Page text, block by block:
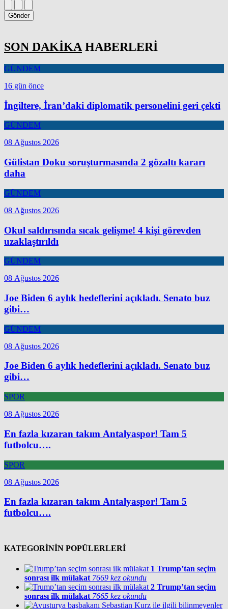
Gönder
SON DAKİKA HABERLERİ
GÜNDEM
16 gün önce
İngiltere, İran’daki diplomatik personelini geri çekti
GÜNDEM
08 Ağustos 2026
Gülistan Doku soruşturmasında 2 gözaltı kararı
daha
GÜNDEM
08 Ağustos 2026
Okul saldırısında sıcak gelişme! 4 kişi görevden
uzaklaştırıldı
GÜNDEM
08 Ağustos 2026
Joe Biden 6 aylık hedeflerini açıkladı. Senato buz
gibi…
GÜNDEM
08 Ağustos 2026
Joe Biden 6 aylık hedeflerini açıkladı. Senato buz
gibi…
SPOR
08 Ağustos 2026
En fazla kızaran takım Antalyaspor! Tam 5
futbolcu….
SPOR
08 Ağustos 2026
En fazla kızaran takım Antalyaspor! Tam 5
futbolcu….
KATEGORİNİN POPÜLERLERİ
1 Trump’tan seçim
sonrası ilk mülakat 7669 kez okundu
2 Trump’tan seçim
sonrası ilk mülakat 7665 kez okundu